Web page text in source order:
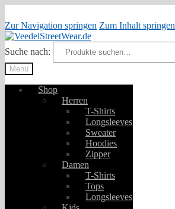
Zur Navigation springen Zum Inhalt springen
Suche nach:
Menü
Shop
Herren
T-Shirts
Longsleeves
Sweater
Hoodies
Zipper
Damen
T-Shirts
Tops
Longsleeves